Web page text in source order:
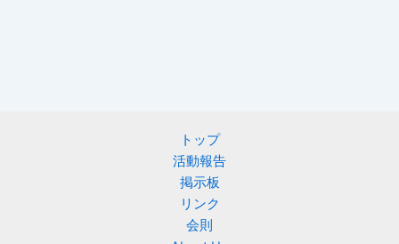
トップ
活動報告
掲示板
リンク
会則